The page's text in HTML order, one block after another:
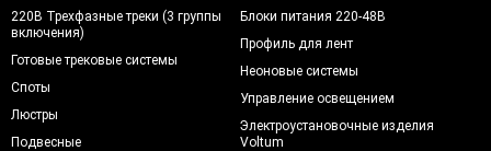
220В Трехфазные треки (3 группы
включения)
Готовые трековые системы
Споты
Люстры
Подвесные
Блоки питания 220-48В
Профиль для лент
Неоновые системы
Управление освещением
Электроустановочные изделия
Voltum